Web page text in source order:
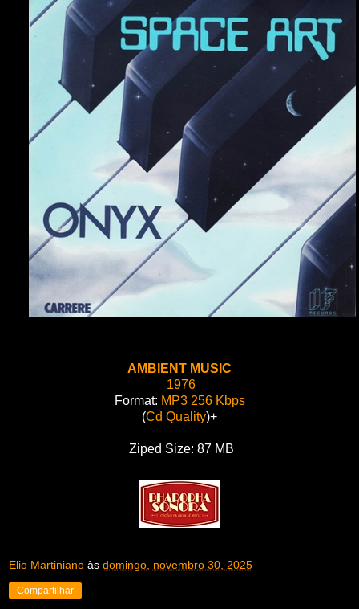
AMBIENT MUSIC
1976
Format: MP3 256 Kbps
(Cd Quality)+
Ziped Size: 87 MB
Elio Martiniano às domingo, novembro 30, 2025
Compartilhar